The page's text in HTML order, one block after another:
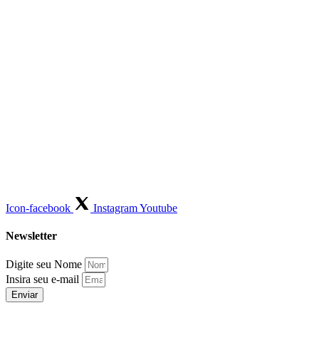
Icon-facebook InstagramYoutube
Newsletter
Digite seu Nome
Insira seu e-mail
Enviar